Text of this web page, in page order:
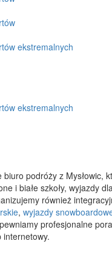
biuro podróży z Mysłowic,
i białe szkoły, wyjazdy
również
, wyjazdy
profesjonalne
internetowy.